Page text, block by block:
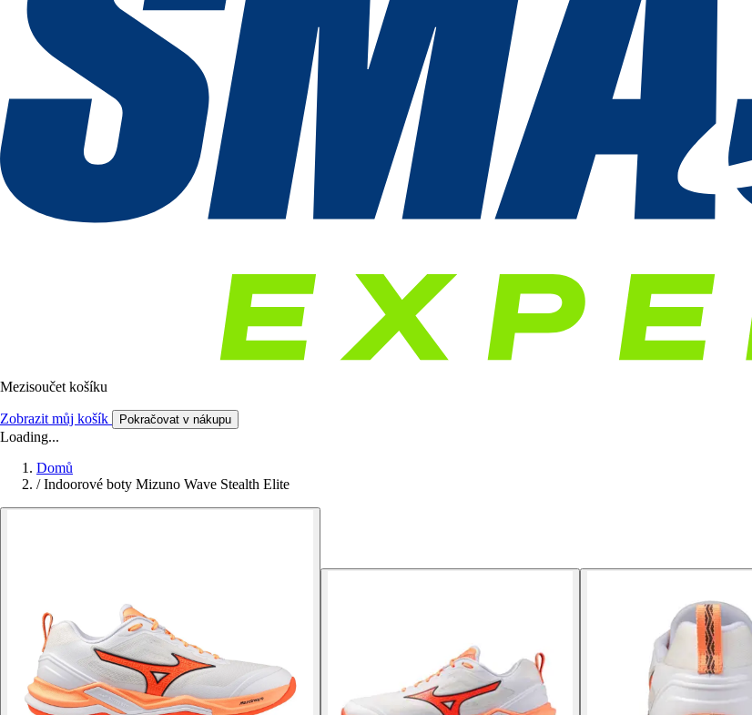
Mezisoučet košíku
Zobrazit můj košík Pokračovat v nákupu
Loading...
Domů
/ Indoorové boty Mizuno Wave Stealth Elite